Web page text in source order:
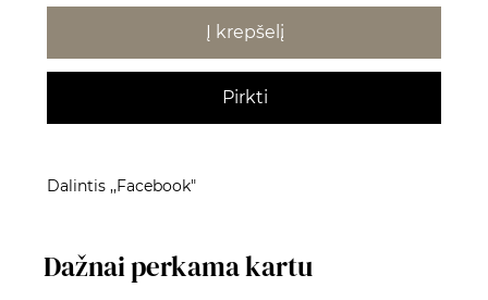
Į krepšelį
Pirkti
Dalintis ,,Facebook"
Dažnai perkama kartu